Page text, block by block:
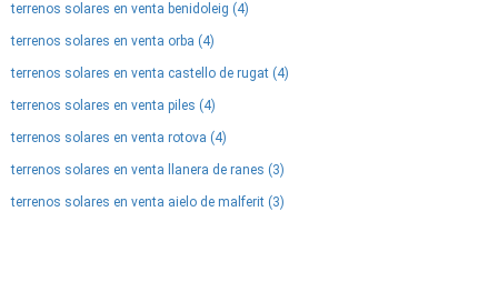
terrenos solares en venta benidoleig (4)
terrenos solares en venta orba (4)
terrenos solares en venta castello de rugat (4)
terrenos solares en venta piles (4)
terrenos solares en venta rotova (4)
terrenos solares en venta llanera de ranes (3)
terrenos solares en venta aielo de malferit (3)